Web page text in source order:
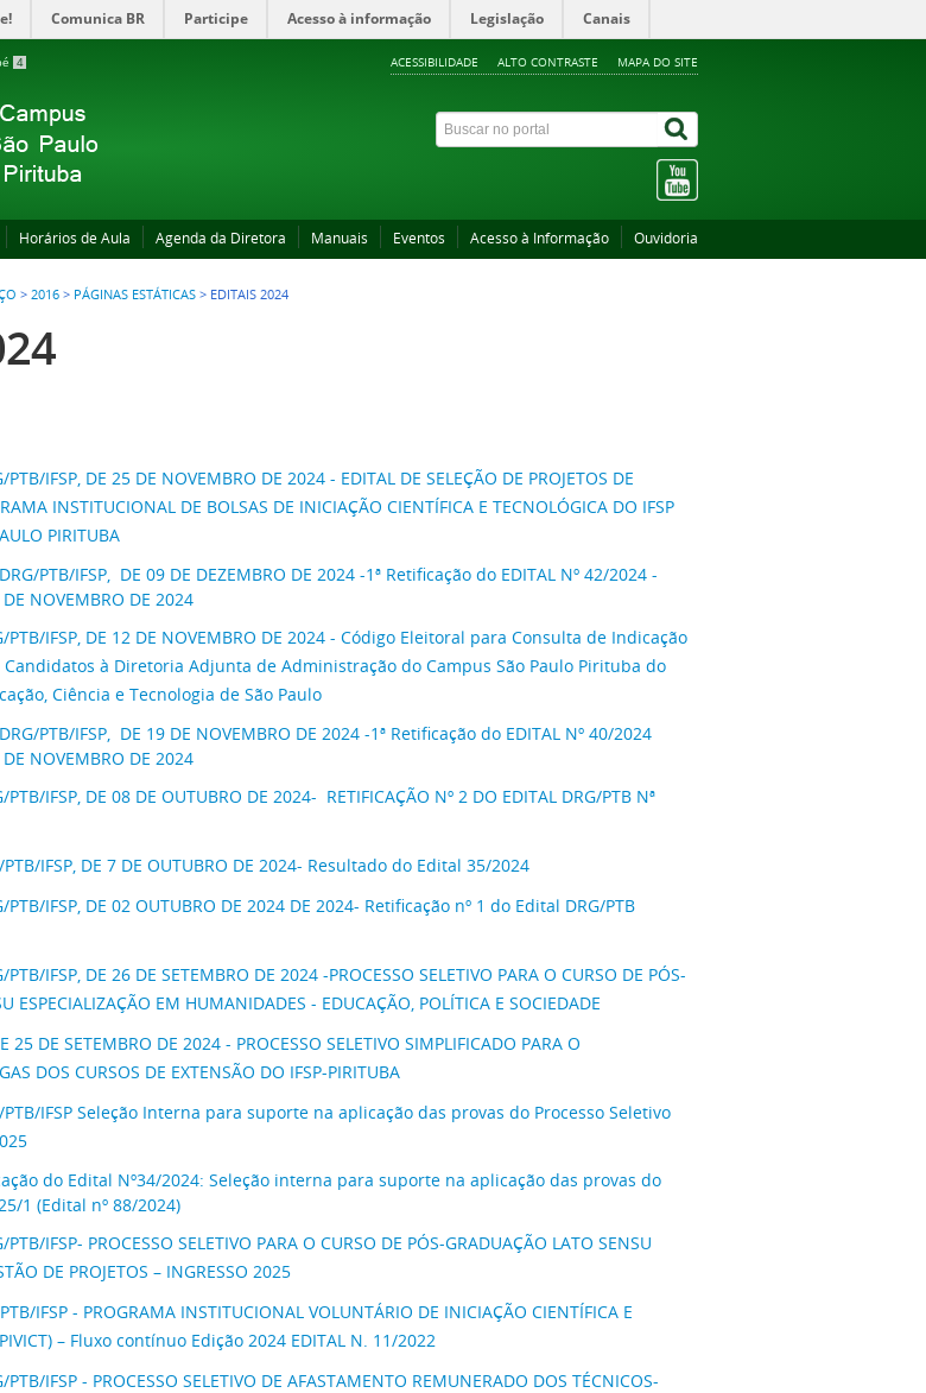
Comunica BR Participe Acesso à informação Legislação Canais
4 ACESSIBILIDADE ALTO CONTRASTE MAPA DO SITE
Horários de Aula Agenda da Diretora Manuais Eventos Acesso à Informação Ouvidoria
> 2016 > PÁGINAS ESTÁTICAS > EDITAIS 2024
IFSP, DE 25 DE NOVEMBRO DE 2024 - EDITAL DE SELEÇÃO DE PROJETOS DE
INSTITUCIONAL DE BOLSAS DE INICIAÇÃO CIENTÍFICA E TECNOLÓGICA DO IFSP
PIRITUBA
PTB/IFSP, DE 09 DE DEZEMBRO DE 2024 -1ª Retificação do EDITAL Nº 42/2024 -
NOVEMBRO DE 2024
PTB/IFSP, DE 12 DE NOVEMBRO DE 2024 - Código Eleitoral para Consulta de Indicação
à Diretoria Adjunta de Administração do Campus São Paulo Pirituba do
Ciência e Tecnologia de São Paulo
PTB/IFSP, DE 19 DE NOVEMBRO DE 2024 -1ª Retificação do EDITAL Nº 40/2024
NOVEMBRO DE 2024
IFSP, DE 08 DE OUTUBRO DE 2024- RETIFICAÇÃO Nº 2 DO EDITAL DRG/PTB Nª
PTB/IFSP, DE 7 DE OUTUBRO DE 2024- Resultado do Edital 35/2024
PTB/IFSP, DE 02 OUTUBRO DE 2024 DE 2024- Retificação nº 1 do Edital DRG/PTB
IFSP, DE 26 DE SETEMBRO DE 2024 -PROCESSO SELETIVO PARA O CURSO DE PÓS-
ESPECIALIZAÇÃO EM HUMANIDADES - EDUCAÇÃO, POLÍTICA E SOCIEDADE
25 DE SETEMBRO DE 2024 - PROCESSO SELETIVO SIMPLIFICADO PARA O
DOS CURSOS DE EXTENSÃO DO IFSP-PIRITUBA
PTB/IFSP Seleção Interna para suporte na aplicação das provas do Processo Seletivo
do Edital Nº34/2024: Seleção interna para suporte na aplicação das provas do
1 (Edital nº 88/2024)
IFSP- PROCESSO SELETIVO PARA O CURSO DE PÓS-GRADUAÇÃO LATO SENSU
DE PROJETOS – INGRESSO 2025
IFSP - PROGRAMA INSTITUCIONAL VOLUNTÁRIO DE INICIAÇÃO CIENTÍFICA E
– Fluxo contínuo Edição 2024 EDITAL N. 11/2022
IFSP - PROCESSO SELETIVO DE AFASTAMENTO REMUNERADO DOS TÉCNICOS-